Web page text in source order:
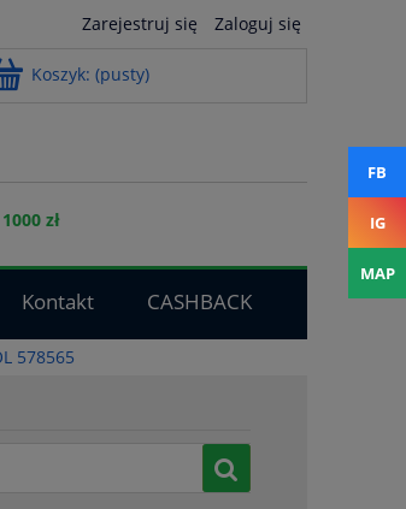
Zarejestruj się Zaloguj się
Koszyk: (pusty)
zł
Kontakt
CASHBACK
578565
FB
IG
MAP